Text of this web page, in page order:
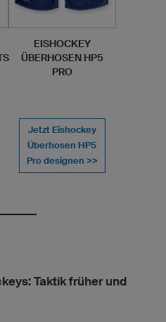
EISHOCKEY
ÜBERHOSEN HP5
PRO
Jetzt Eishockey
Überhosen HP5
Pro designen >>
Taktik früher und